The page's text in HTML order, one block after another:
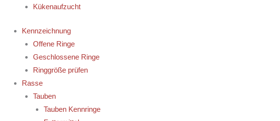
Kükenaufzucht
Kennzeichnung
Offene Ringe
Geschlossene Ringe
Ringgröße prüfen
Rasse
Tauben
Tauben Kennringe